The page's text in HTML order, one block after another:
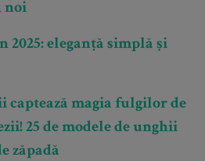
noi
2025: eleganță simplă și
magia fulgilor de
25 de modele de unghii
zăpadă